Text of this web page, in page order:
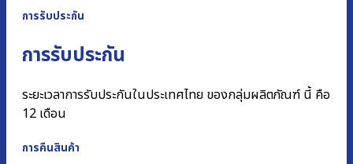
การรับประกัน
การรับประกัน
ระยะเวลาการรับประกันในประเทศไทย ของกลุ่มผลิตภัณฑ์ นี้ คือ
12 เดือน
การคืนสินค้า